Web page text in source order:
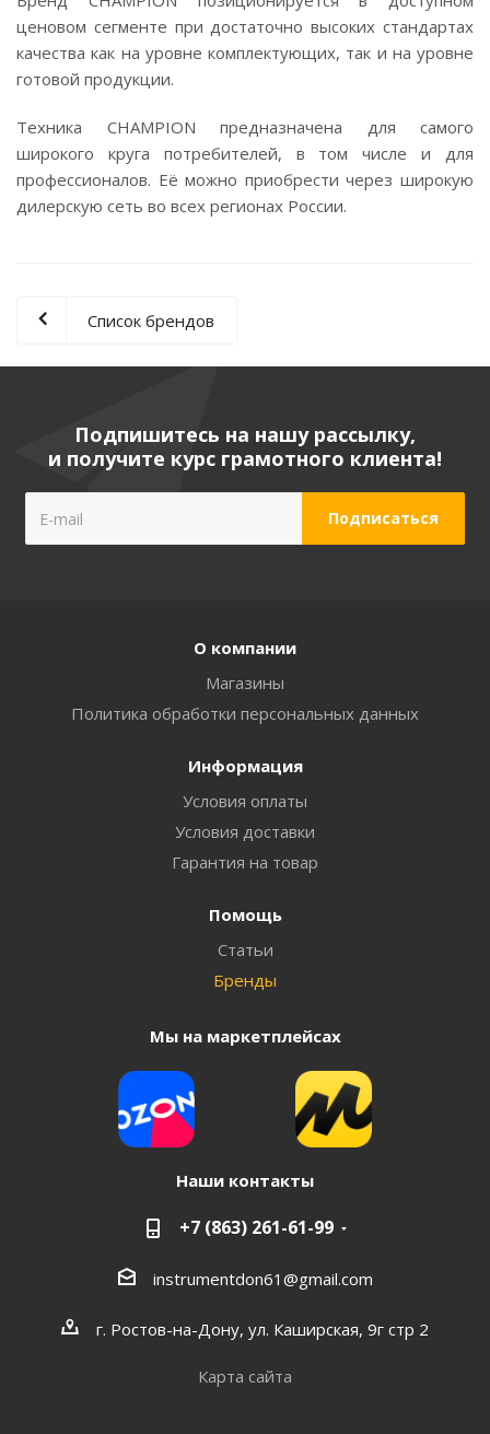
ценовом сегменте при достаточно высоких стандартах
качества как на уровне комплектующих, так и на уровне
готовой продукции.
Техника CHAMPION предназначена для самого
широкого круга потребителей, в том числе и для
профессионалов. Её можно приобрести через широкую
дилерскую сеть во всех регионах России.
Список брендов
Подпишитесь на нашу рассылку,
и получите курс грамотного клиента!
О компании
Магазины
Политика обработки персональных данных
Информация
Условия оплаты
Условия доставки
Гарантия на товар
Помощь
Статьи
Бренды
Мы на маркетплейсах
Наши контакты
+7 (863) 261-61-99
instrumentdon61@gmail.com
г. Ростов-на-Дону, ул. Каширская, 9г стр 2
Карта сайта